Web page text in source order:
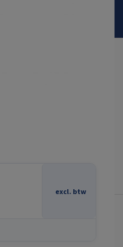
excl. btw